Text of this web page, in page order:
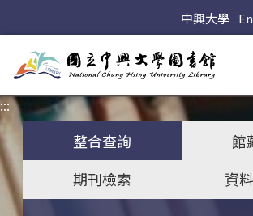
中興大學
:::
整合查詢
館
期刊檢索
資